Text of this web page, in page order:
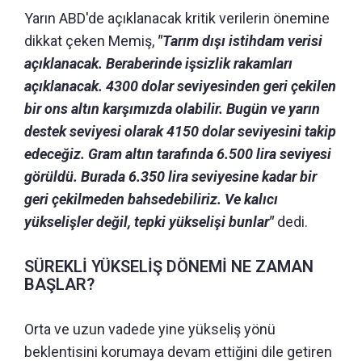
Yarın ABD'de açıklanacak kritik verilerin önemine
dikkat çeken Memiş, "Tarım dışı istihdam verisi
açıklanacak. Beraberinde işsizlik rakamları
açıklanacak. 4300 dolar seviyesinden geri çekilen
bir ons altın karşımızda olabilir. Bugün ve yarın
destek seviyesi olarak 4150 dolar seviyesini takip
edeceğiz. Gram altın tarafında 6.500 lira seviyesi
görüldü. Burada 6.350 lira seviyesine kadar bir
geri çekilmeden bahsedebiliriz. Ve kalıcı
yükselişler değil, tepki yükselişi bunlar"dedi.
SÜREKLİ YÜKSELİŞ DÖNEMİ NE ZAMAN
BAŞLAR?
Orta ve uzun vadede yine yükseliş yönü
beklentisini korumaya devam ettiğini dile getiren